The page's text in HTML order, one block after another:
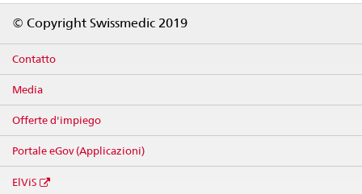
© Copyright Swissmedic 2019
Contatto
Media
Offerte d'impiego
Portale eGov (Applicazioni)
ElViS